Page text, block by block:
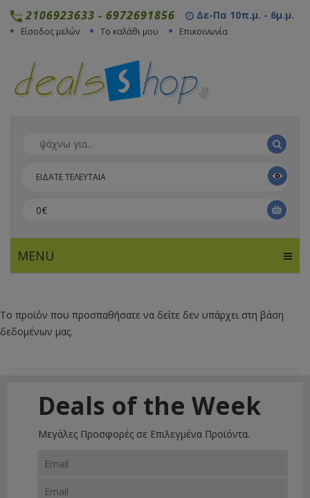
2106923633 - 6972691856 Δε-Πα 10π.μ. - 6μ.μ.
Είσοδος μελών Το καλάθι μου Επικοινωνία
ΕΙΔΑΤΕ ΤΕΛΕΥΤΑΙΑ
0€
MENU
Το προϊόν που προσπαθήσατε να δείτε δεν υπάρχει στη βάση
δεδομένων μας.
Deals of the Week
Μεγάλες Προσφορές σε Επιλεγμένα Προϊόντα.